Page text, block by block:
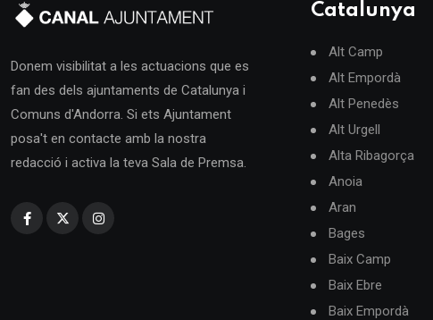
Donem visibilitat a les actuacions que es
fan des dels ajuntaments de Catalunya i
Comuns d'Andorra. Si ets Ajuntament
posa't en contacte amb la nostra
redacció i activa la teva Sala de Premsa.
Catalunya
Alt Camp
Alt Empordà
Alt Penedès
Alt Urgell
Alta Ribagorça
Anoia
Aran
Bages
Baix Camp
Baix Ebre
Baix Empordà